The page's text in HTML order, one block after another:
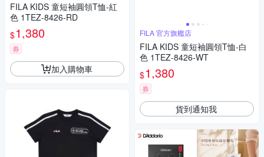
FILA KIDS 童短袖圓領T恤-紅
色 1TEZ-8426-RD
$1,380
券
加入購物車
FILA 官方旗艦店
FILA KIDS 童短袖圓領T恤-白
色 1TEZ-8426-WT
$1,380
券
貨到通知我